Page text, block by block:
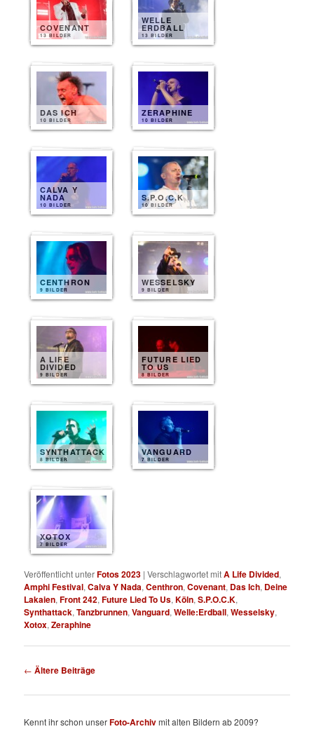
COVENANT
13 BILDER
WELLE
ERDBALL
13 BILDER
DAS ICH
10 BILDER
ZERAPHINE
10 BILDER
CALVA Y
NADA
10 BILDER
S.P.O.C.K
10 BILDER
CENTHRON
9 BILDER
WESSELSKY
9 BILDER
A LIFE
DIVIDED
9 BILDER
FUTURE LIED
TO US
8 BILDER
SYNTHATTACK
8 BILDER
VANGUARD
7 BILDER
XOTOX
7 BILDER
Veröffentlicht unterFotos 2023 |Verschlagwortet mitA Life Divided,
Amphi Festival,Calva Y Nada,Centhron,Covenant, Das Ich, Deine
Lakaien,Front 242,Future Lied To Us,Köln,S.P.O.C.K,
Synthattack,Tanzbrunnen,Vanguard,Welle:Erdball,Wesselsky,
Xotox,Zeraphine
Beitragsnavigation
← Ältere Beiträge
Kennt ihr schon unserFoto-Archivmit alten Bildern ab 2009?